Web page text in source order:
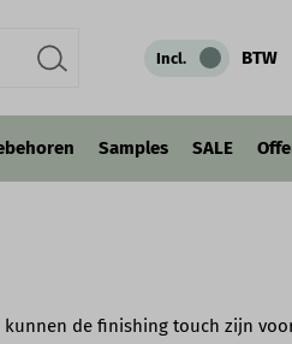
Incl. BTW
Samples SALE
de finishing touch zijn